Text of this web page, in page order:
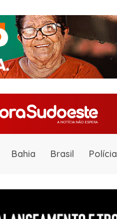
Bahia Brasil Polícia